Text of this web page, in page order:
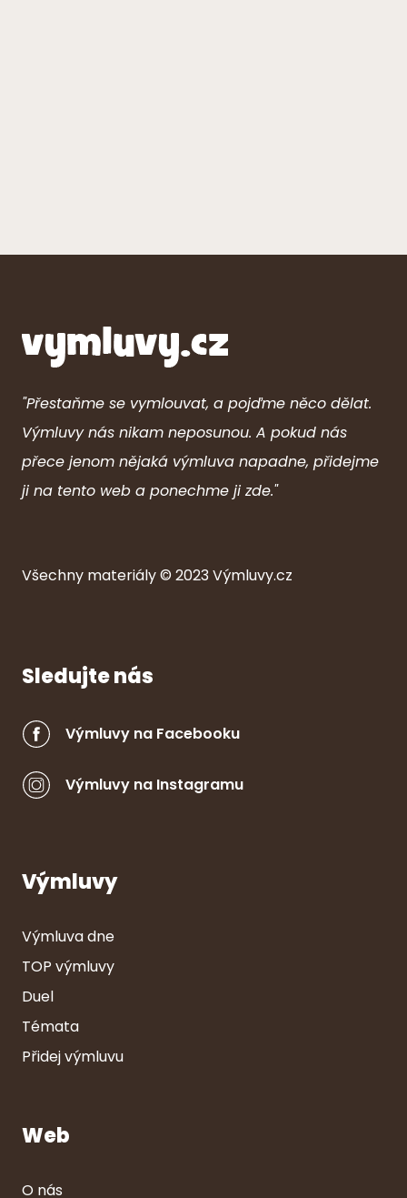
"Přestaňme se vymlouvat, a pojďme něco dělat.
Výmluvy nás nikam neposunou. A pokud nás
přece jenom nějaká výmluva napadne, přidejme
ji na tento web a ponechme ji zde."
Všechny materiály © 2023Výmluvy.cz
Sledujte nás
Výmluvy na Facebooku
Výmluvy na Instagramu
Výmluvy
Výmluva dne
TOP výmluvy
Duel
Témata
Přidej výmluvu
Web
O nás